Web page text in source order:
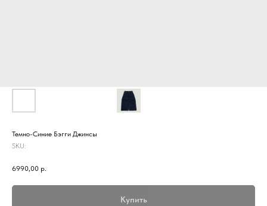
Темно-Cиние Бэгги Джинсы
SKU:
6990,00 р.
Купить